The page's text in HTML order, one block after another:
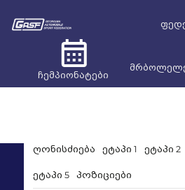
ჩემპიონატები
ღონისძიება ეტაპი 1 ეტაპი 2
ეტაპი 5 პოზიციები